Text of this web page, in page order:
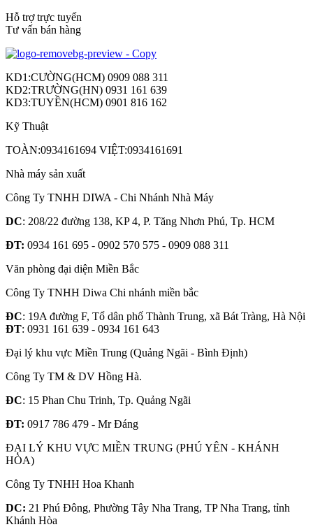
Hỗ trợ trực tuyến
Tư vấn bán hàng
KD1:CƯỜNG(HCM) 0909 088 311
KD2:TRƯỜNG(HN) 0931 161 639
KD3:TUYỀN(HCM) 0901 816 162
Kỹ Thuật
TOÀN:0934161694 VIỆT:0934161691
Nhà máy sản xuất
Công Ty TNHH DIWA - Chi Nhánh Nhà Máy
DC: 208/22 đường 138, KP 4, P. Tăng Nhơn Phú, Tp. HCM
ĐT: 0934 161 695 - 0902 570 575 - 0909 088 311
Văn phòng đại diện Miền Bắc
Công Ty TNHH Diwa Chi nhánh miền bắc
ĐC: 19A đường F, Tổ dân phố Thành Trung, xã Bát Tràng, Hà Nội
ĐT: 0931 161 639 - 0934 161 643
Đại lý khu vực Miền Trung (Quảng Ngãi - Bình Định)
Công Ty TM & DV Hồng Hà.
ĐC: 15 Phan Chu Trinh, Tp. Quảng Ngãi
ĐT: 0917 786 479 - Mr Đáng
ĐẠI LÝ KHU VỰC MIỀN TRUNG (PHÚ YÊN - KHÁNH
HÒA)
Công Ty TNHH Hoa Khanh
DC: 21 Phú Đông, Phường Tây Nha Trang, TP Nha Trang, tỉnh
Khánh Hòa